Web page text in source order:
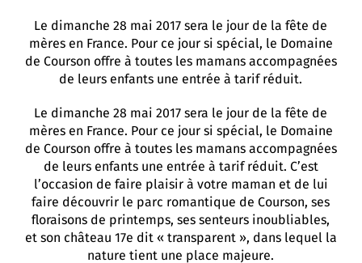
Le dimanche 28 mai 2017 sera le jour de la fête de
mères en France. Pour ce jour si spécial, le Domaine
de Courson offre à toutes les mamans accompagnées
de leurs enfants une entrée à tarif réduit.
Le dimanche 28 mai 2017 sera le jour de la fête de
mères en France. Pour ce jour si spécial, le Domaine
de Courson offre à toutes les mamans accompagnées
de leurs enfants une entrée à tarif réduit. C’est
l’occasion de faire plaisir à votre maman et de lui
faire découvrir le parc romantique de Courson, ses
floraisons de printemps, ses senteurs inoubliables,
et son château 17e dit « transparent », dans lequel la
nature tient une place majeure.